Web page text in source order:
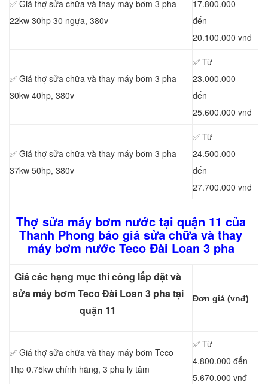
✅ Giá thợ sửa chữa và thay máy bơm 3 pha
22kw 30hp 30 ngựa, 380v
17.800.000
đến
20.100.000 vnđ
✅ Giá thợ sửa chữa và thay máy bơm 3 pha
30kw 40hp, 380v
✅ Từ
23.000.000
đến
25.600.000 vnđ
✅ Giá thợ sửa chữa và thay máy bơm 3 pha
37kw 50hp, 380v
✅ Từ
24.500.000
đến
27.700.000 vnđ
Thợ sửa máy bơm nước tại quận 11 của
Thanh Phong báo giá sửa chữa và thay
máy bơm nước Teco Đài Loan 3 pha
Giá các hạng mục thi công lắp đặt và
sửa máy bơm Teco Đài Loan 3 pha tại
quận 11
Đơn giá (vnđ)
✅ Giá thợ sửa chữa và thay máy bơm Teco
1hp 0.75kw chính hãng, 3 pha ly tâm
✅ Từ
4.800.000 đến
5.670.000 vnđ